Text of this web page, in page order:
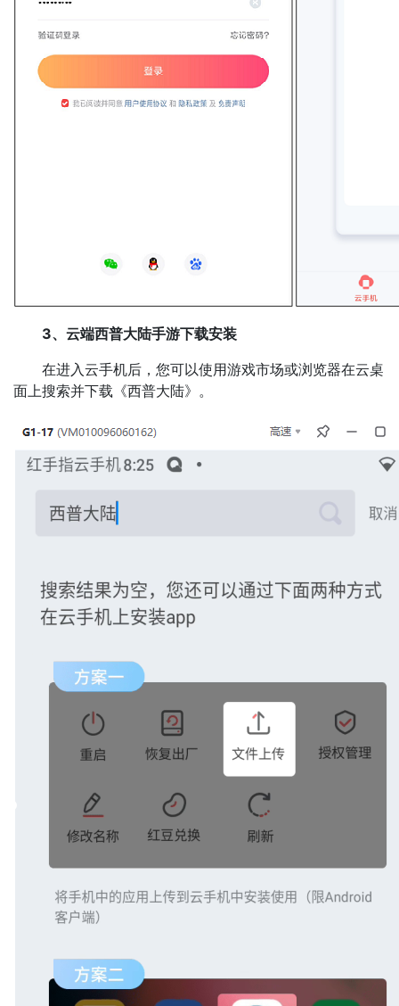
3、云端西普大陆手游下载安装
在进入云手机后，您可以使用游戏市场或浏览器在云桌
面上搜索并下载《西普大陆》。